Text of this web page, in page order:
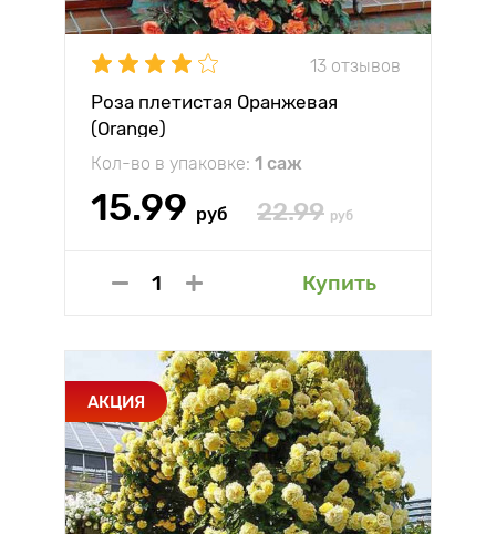
13 отзывов
Роза плетистая Оранжевая
(Orange)
Кол-во в упаковке: 1 саж
15.99 руб 22.99 руб
Купить
АКЦИЯ